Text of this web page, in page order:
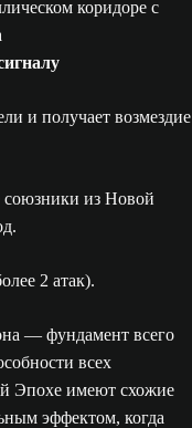
и получает возмездие
союзники из Новой
2 атак).
— фундамент всего
всех
Эпохе имеют схожие
эффектом, когда